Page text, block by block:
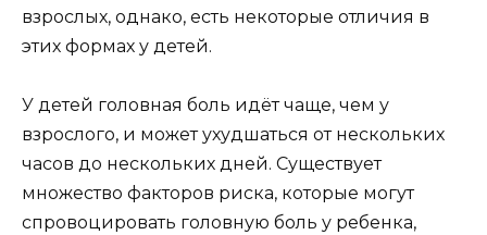
взрослых, однако, есть некоторые отличия в
этих формах у детей.
У детей головная боль идёт чаще, чем у
взрослого, и может ухудшаться от нескольких
часов до нескольких дней. Существует
множество факторов риска, которые могут
спровоцировать головную боль у ребенка,